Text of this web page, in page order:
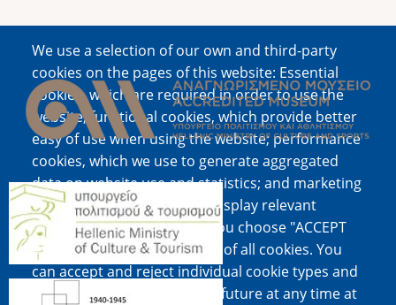
We use a selection of our own and third-party
cookies on the pages of this website: Essential
cookies, which are required in order to use the
website; functional cookies, which provide better
easy of use when using the website; performance
cookies, which we use to generate aggregated
data on website use and statistics; and marketing
cookies, which are used to display relevant
content and advertising. If you choose "ACCEPT
ALL", you consent to the use of all cookies. You
can accept and reject individual cookie types and
revoke your consent for the future at any time at
Image
Image
Image